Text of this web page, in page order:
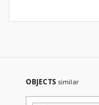
OBJECTS similar